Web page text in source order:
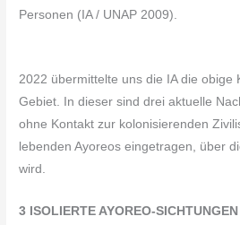
Personen (IA / UNAP 2009).
2022 übermittelte uns die IA die obige
Gebiet. In dieser sind drei aktuelle
ohne Kontakt zur kolonisierenden
lebenden Ayoreos eingetragen, über
wird.
3 ISOLIERTE AYOREO-